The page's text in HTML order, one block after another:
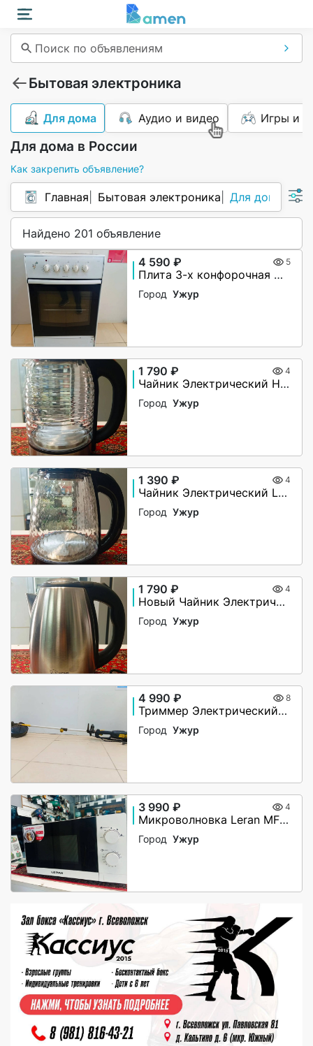
Поиск по объявлениям
Бытовая электроника
Для дома Аудио и видео Игры и
Для дома в России
Как закрепить объявление?
Главная Бытовая электроника Для дома
Найдено 201 объявление
4 590 ₽ 5
Плита 3-х конфорочная Электрическая Darina 33606
Город Ужур
1 790 ₽ 4
Чайник Электрический Home Element KT-2304
Город Ужур
1 390 ₽ 4
Чайник Электрический Lumme LU-KT4117A
Город Ужур
1 790 ₽ 4
Новый Чайник Электрический Home Element HE-KT189
Город Ужур
4 990 ₽ 8
Триммер Электрический Huter GET-1500SL
Город Ужур
3 990 ₽ 4
Микроволновка Leran MFO 20M01
Город Ужур